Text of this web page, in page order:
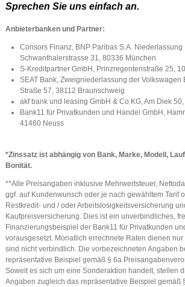
Sprechen Sie uns einfach an.
Anbieterbanken und Partner:
Consors Finanz, BNP Paribas S.A. Niederlassung
Schwanthalerstrasse 31, 80336 München
S-Kreditpartner GmbH, Prinzregentenstraße 25,
SEAT Bank, Zweigniederlassung der Volkswagen
Straße 57, 38112 Braunschweig
akf bank und leasing GmbH & Co KG, Am Diek
Bank11 für Privatkunden und Handel GmbH,
41460 Neuss
*Zinssatz ist abhängig von Bank, Marke, Modell,
Bonität.
**Alle Preisangaben inklusive Mehrwertsteuer,
ggf. auf Kundenwunsch oder je nach gewähltem Tarif
Restkredit- und / oder Arbeitslosigkeitsversicherung
Kaufpreisversicherung. Dies ist ein unverbindliches,
Finanzierungsbeispiel der Bank11 für Privatkunden
vorausgesetzt. Monatlich errechnete Raten dienen
sind nicht verbindlich. Die vorbezeichneten Angaben
repräsentative Beispiel gemäß § 6a
Soweit es sich um eine Sonderaktion handelt, stellen
Angaben zugleich das repräsentative Beispiel gemäß